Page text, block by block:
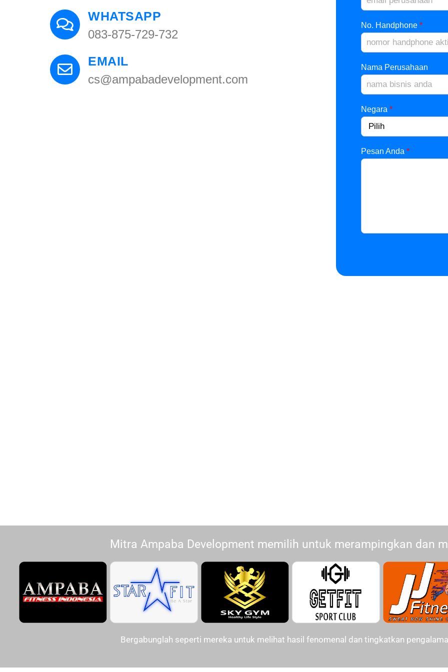
WHATSAPP
083-875-729-732
EMAIL
cs@ampabadevelopment.com
No. Handphone *
Nama Perusahaan
Negara *
Pesan Anda *
Mitra Ampaba Development memilih untuk merampingkan dan
Bergabunglah seperti mereka untuk melihat hasil fenomenal dan tingkatkan